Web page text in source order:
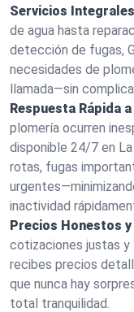
Servicios
de agua hasta
detección de fugas,
necesidades de
llamada—sin
Respuesta Rápida
plomería ocurren
disponible 24/7 en
rotas, fugas
inactividad
Precios Honestos
cotizaciones justas y
recibes precios
que nunca hay
total tranquilidad.